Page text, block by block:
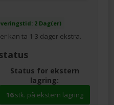
2 Dag(er)
kan ta 1-3 dager ekstra.
Status for ekstern
lagring:
16stk. på ekstern lagring